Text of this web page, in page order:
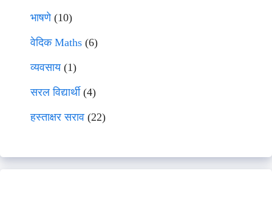
भाषणे(10)
वेदिक Maths (6)
व्यवसाय(1)
सरल विद्यार्थी(4)
हस्ताक्षर सराव (22)